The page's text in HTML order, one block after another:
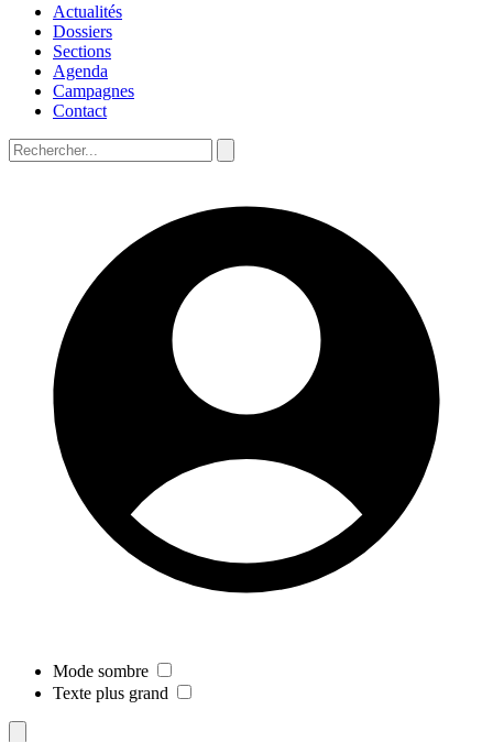
Actualités
Dossiers
Sections
Agenda
Campagnes
Contact
Mode sombre
Texte plus grand